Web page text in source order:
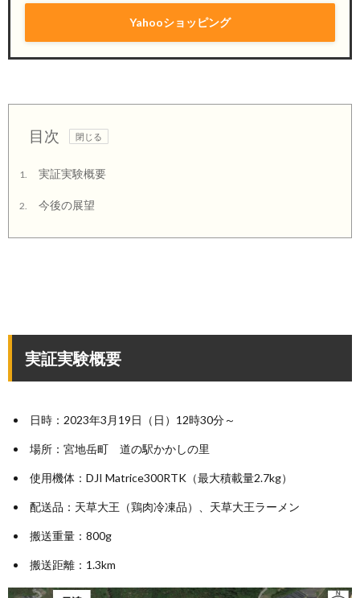
Yahooショッピング
目次
1. 実証実験概要
2. 今後の展望
実証実験概要
日時：2023年3月19日（日）12時30分～
場所：宮地岳町 道の駅かかしの里
使用機体：DJI Matrice300RTK（最大積載量2.7kg）
配送品：天草大王（鶏肉冷凍品）、天草大王ラーメン
搬送重量：800g
搬送距離：1.3km